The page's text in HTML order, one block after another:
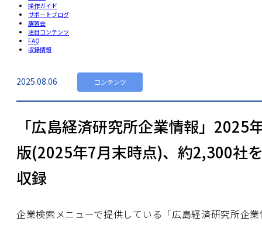
操作ガイド
サポートブログ
講習会
注目コンテンツ
FAQ
収録情報
2025.08.06 コンテンツ
「広島経済研究所企業情報」2025
版(2025年7月末時点)、約2,300社
収録
企業検索メニューで提供している「広島経済研究所企業